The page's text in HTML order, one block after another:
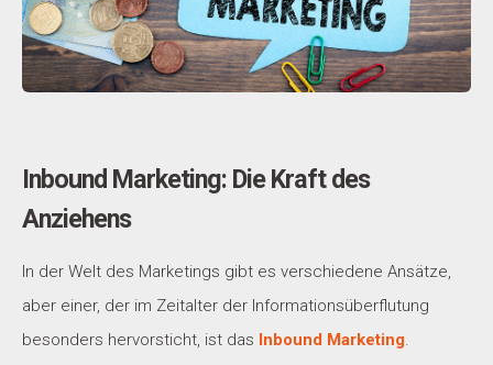
Inbound Marketing: Die Kraft des
Anziehens
In der Welt des Marketings gibt es verschiedene Ansätze,
aber einer, der im Zeitalter der Informationsüberflutung
besonders hervorsticht, ist das Inbound Marketing.